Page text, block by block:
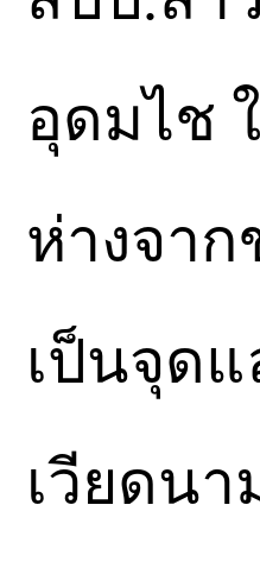
อุดมไช
ห่างจาก
เป็นจุด
เวียดน